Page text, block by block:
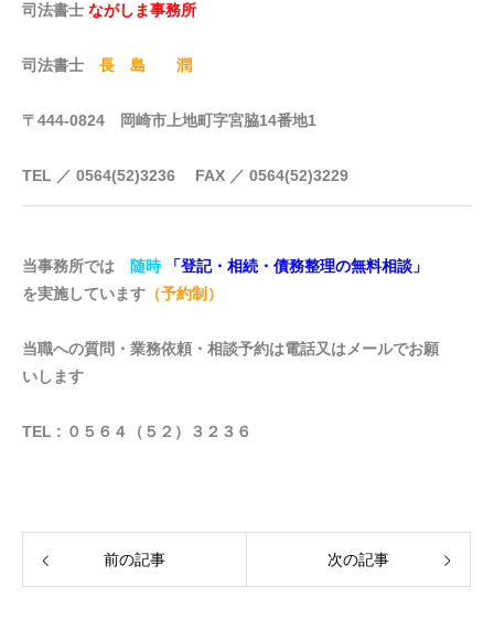
司法書士 ながしま事務所
司法書士 長 島 潤
〒444-0824 岡崎市上地町字宮脇14番地1
TEL ／ 0564(52)3236 FAX ／ 0564(52)3229
当事務所では 随時
「登記・相続・債務整理の無料相談」
を実施しています （予約制）
当職への質問・業務依頼・相談予約は電話又はメールでお願
いします
TEL : ０５６４（５２）３２３６
前の記事 次の記事